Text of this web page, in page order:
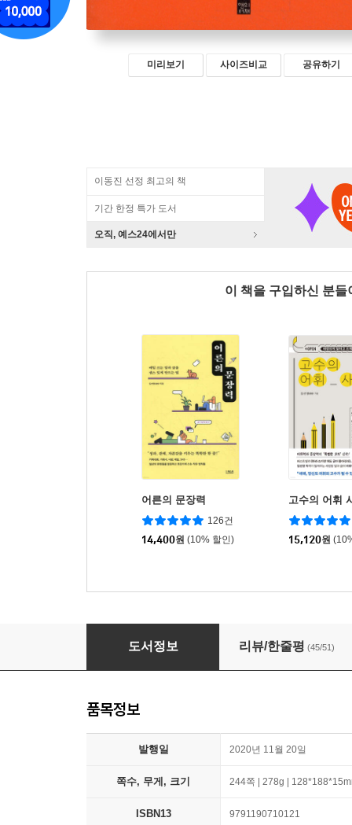
미리보기 사이즈비교 공유하기
이동진 선정 최고의 책
기간 한정 특가 도서
오직, 예스24에서만
이 책을 구입하신 분
어른의 문장력
126건
14,400원 (10% 할인)
고수의 어휘
15,120원
어른의 맞춤법
도서정보 리뷰/한줄평 (45/51)
품목정보
발행일 2020년 11월 20일
쪽수, 무게, 크기 244쪽 | 278g |
ISBN13 9791190710121